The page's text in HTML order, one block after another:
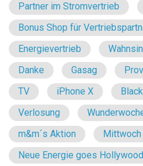
Partner im Stromvertrieb
Bonus Shop für
Energievertrieb
Danke
Gasag
TV
iPhone X
Verlosung
m&m´s Aktion
Mittwoch
Neue Energie goes Hollywood